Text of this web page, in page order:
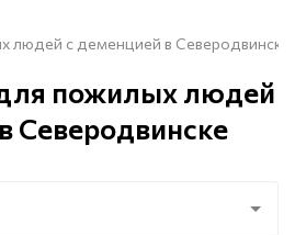
людей с деменцией в Северодвинске
пожилых людей
Северодвинске